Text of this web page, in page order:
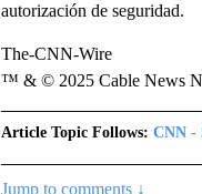
autorización de seguridad.
The-CNN-Wire
™ & © 2025 Cable News
Article Topic Follows: CNN -
Jump to comments ↓